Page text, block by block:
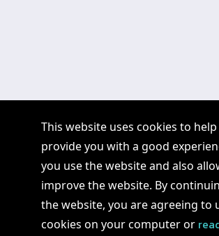
This website uses cookies to
provide you with a good
you use the website and also
improve the website. By
the website, you are agreeing to
cookies on your computer or